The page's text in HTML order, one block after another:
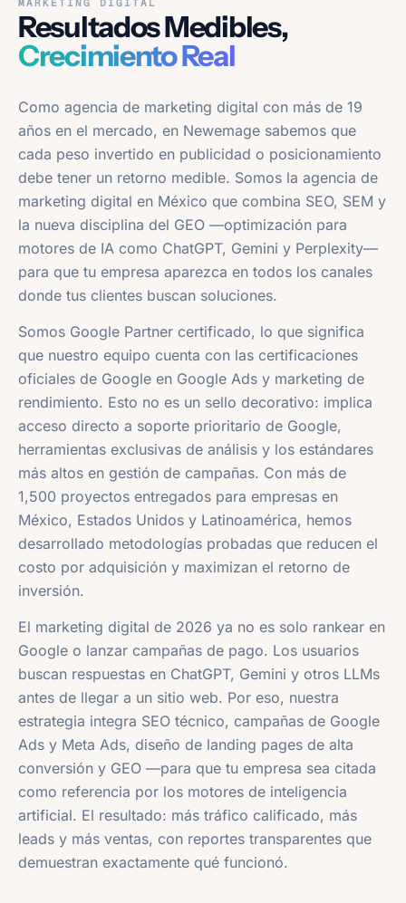
Resultados Medibles,
Crecimiento Real
Como agencia de marketing digital con más de 19
años en el mercado, en Newemage sabemos que
cada peso invertido en publicidad o posicionamiento
debe tener un retorno medible. Somos la agencia de
marketing digital en México que combina SEO, SEM y
la nueva disciplina del GEO —optimización para
motores de IA como ChatGPT, Gemini y Perplexity—
para que tu empresa aparezca en todos los canales
donde tus clientes buscan soluciones.
Somos Google Partner certificado, lo que significa
que nuestro equipo cuenta con las certificaciones
oficiales de Google en Google Ads y marketing de
rendimiento. Esto no es un sello decorativo: implica
acceso directo a soporte prioritario de Google,
herramientas exclusivas de análisis y los estándares
más altos en gestión de campañas. Con más de
1,500 proyectos entregados para empresas en
México, Estados Unidos y Latinoamérica, hemos
desarrollado metodologías probadas que reducen el
costo por adquisición y maximizan el retorno de
inversión.
El marketing digital de 2026 ya no es solo rankear en
Google o lanzar campañas de pago. Los usuarios
buscan respuestas en ChatGPT, Gemini y otros LLMs
antes de llegar a un sitio web. Por eso, nuestra
estrategia integra SEO técnico, campañas de Google
Ads y Meta Ads, diseño de landing pages de alta
conversión y GEO —para que tu empresa sea citada
como referencia por los motores de inteligencia
artificial. El resultado: más tráfico calificado, más
leads y más ventas, con reportes transparentes que
demuestran exactamente qué funcionó.